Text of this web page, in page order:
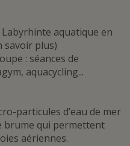
aquatique en
savoir plus)
: séances de
aquacycling...
particules d’eau de mer
brume qui permettent
aériennes.